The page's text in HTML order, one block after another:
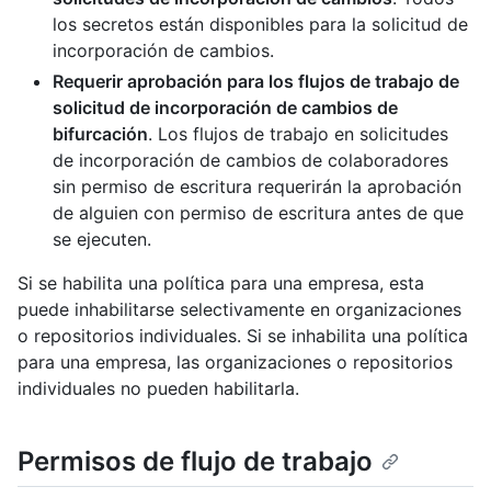
los secretos están disponibles para la solicitud de
incorporación de cambios.
Requerir aprobación para los flujos de trabajo de
solicitud de incorporación de cambios de
bifurcación. Los flujos de trabajo en solicitudes
de incorporación de cambios de colaboradores
sin permiso de escritura requerirán la aprobación
de alguien con permiso de escritura antes de que
se ejecuten.
Si se habilita una política para una empresa, esta
puede inhabilitarse selectivamente en organizaciones
o repositorios individuales. Si se inhabilita una política
para una empresa, las organizaciones o repositorios
individuales no pueden habilitarla.
Permisos de flujo de trabajo